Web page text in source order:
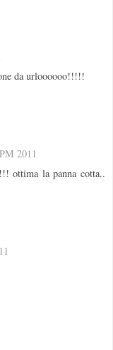
da urloooooo!!!!!
2011
ottima la panna cotta..